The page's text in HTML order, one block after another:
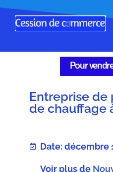
Pour
Entreprise
de chauffage
Date: décembre
Voir plus de